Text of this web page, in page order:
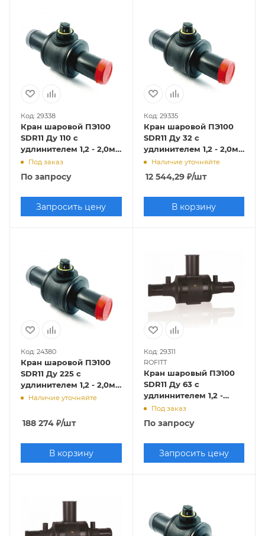
Код: 29338
Кран шаровой ПЭ100
SDR11 Ду 110 с
удлинителем 1,2 - 2,0м,
SDR 11,
Под заказ
По запросу
Запросить цену
Код: 29335
Кран шаровой ПЭ100
SDR11 Ду 32 с
удлинителем 1,2 - 2,0м,
SDR 11,
EUROSTANDARD/FOX
Наличие уточняйте
12 544,29₽/шт
В корзину
Код: 24380
Кран шаровой ПЭ100
SDR11 Ду 225 с
удлинителем 1,2 - 2,0м,
SDR 11,
Наличие уточняйте
188 274 ₽/шт
В корзину
Код: 29311
ROFITT
Кран шаровый ПЭ100
SDR11 Ду 63 с
удлиннителем 1,2 -
2,0м, SDR 11, ROFITT
Под заказ
По запросу
Запросить цену